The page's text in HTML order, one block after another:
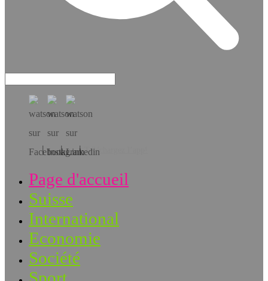
Téléchargez l’app!
Page d'accueil
Suisse
International
Economie
Société